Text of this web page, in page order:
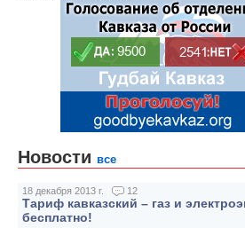
Новости все
18 декабря 2013 г. 12
Тариф кавказский – газ и
бесплатно!